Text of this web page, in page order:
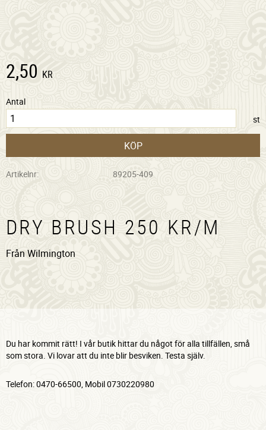
2,50 KR
Antal
st
KÖP
Artikelnr 89205-409
DRY BRUSH 250 KR/M
Från Wilmington
Du har kommit rätt! I vår butik hittar du något för alla tillfällen, små
som stora. Vi lovar att du inte blir besviken. Testa själv.
Telefon: 0470-66500, Mobil 0730220980